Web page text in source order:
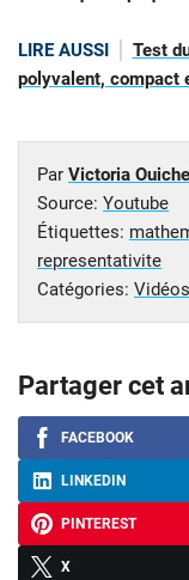
LIRE AUSSI
Test
polyvalent, compact
Par Victoria
Source: Youtube
Étiquettes:
representativite
Catégories: Vidéos
Partager cet
FACEBOOK
LINKEDIN
PINTEREST
X